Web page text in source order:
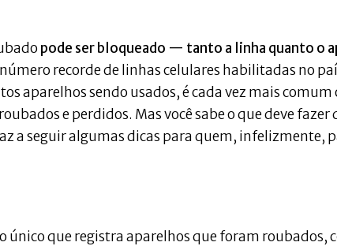
pode ser bloqueado — tanto a linha quanto o
recorde de linhas celulares habilitadas no
aparelhos sendo usados, é cada vez mais
e perdidos. Mas você sabe o que deve fazer
a seguir algumas dicas para quem, infelizmente,
único que registra aparelhos que foram roubados,